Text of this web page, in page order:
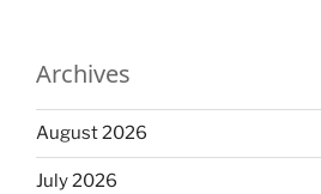
Archives
August 2026
July 2026